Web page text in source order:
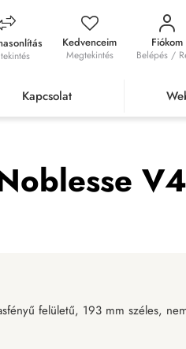
Kedvenceim
Megtekintés
Fiókom
Belépés /
Kapcsolat
4941
V4
felületű, 193 mm széles,